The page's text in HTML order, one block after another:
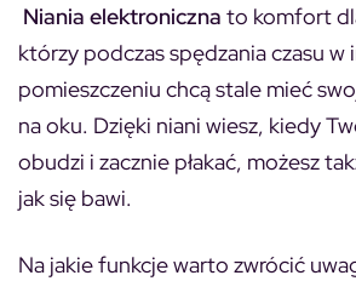
Niania elektroniczna to komfort
którzy podczas spędzania czasu w
pomieszczeniu chcą stale mieć
na oku. Dzięki niani wiesz, kiedy
obudzi i zacznie płakać, możesz
jak się bawi.
Na jakie funkcje warto zwrócić